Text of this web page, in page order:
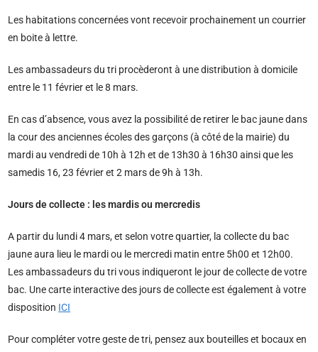
Les habitations concernées vont recevoir prochainement un courrier
en boite à lettre.
Les ambassadeurs du tri procèderont à une distribution à domicile
entre le 11 février et le 8 mars.
En cas d’absence, vous avez la possibilité de retirer le bac jaune dans
la cour des anciennes écoles des garçons (à côté de la mairie) du
mardi au vendredi de 10h à 12h et de 13h30 à 16h30 ainsi que les
samedis 16, 23 février et 2 mars de 9h à 13h.
Jours de collecte : les mardis ou mercredis
A partir du lundi 4 mars, et selon votre quartier, la collecte du bac
jaune aura lieu le mardi ou le mercredi matin entre 5h00 et 12h00.
Les ambassadeurs du tri vous indiqueront le jour de collecte de votre
bac. Une carte interactive des jours de collecte est également à votre
disposition ICI
Pour compléter votre geste de tri, pensez aux bouteilles et bocaux en